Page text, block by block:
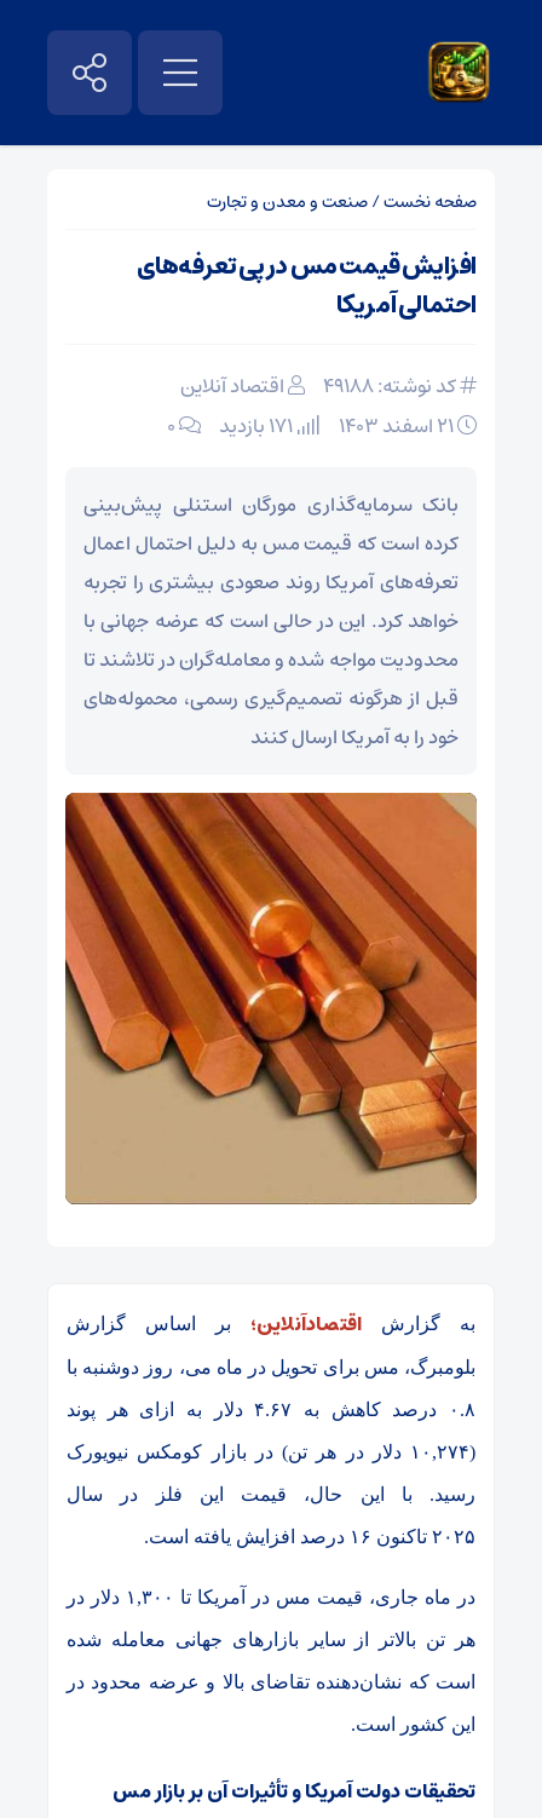
صفحه نخست/صنعت و معدن و تجارت
افزایش قیمت مس در پی تعرفه‌های
احتمالی آمریکا
کد نوشته: 49188
اقتصاد آنلاین
۰
بانک سرمایه‌گذاری مورگان استنلی پیش‌بینی
کرده است که قیمت مس به دلیل احتمال اعمال
تعرفه‌های آمریکا روند صعودی بیشتری را تجربه
خواهد کرد. این در حالی است که عرضه جهانی با
محدودیت مواجه شده و معامله‌گران در تلاشند تا
قبل از هرگونه تصمیم‌گیری رسمی، محموله‌های
خود را به آمریکا ارسال کنند
به گزارش اقتصادآنلاین؛ بر اساس گزارش
بلومبرگ، مس برای تحویل در ماه می، روز دوشنبه با
۰.۸ درصد کاهش به ۴.۶۷دلار به ازای هر پوند
(۱۰,۲۷۴ دلار در هر تن) در بازار کومکس نیویورک
رسید. با این حال، قیمت این فلز در سال
۲۰۲۵ تاکنون ۱۶ درصد افزایش یافته است.
در ماه جاری، قیمت مس در آمریکا تا ۱,۳۰۰ دلار در
هر تن بالاتر از سایر بازارهای جهانی معامله شده
است که نشان‌دهنده تقاضای بالا و عرضه محدود در
این کشور است.
تحقیقات دولت آمریکا و تأثیرات آن بر بازار مس